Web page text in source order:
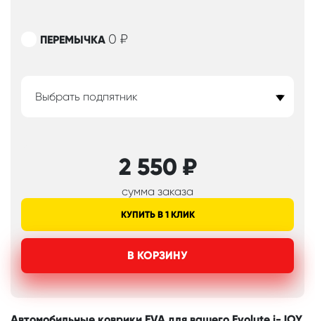
ПЕРЕМЫЧКА 0 ₽
Выбрать подпятник
2 550 ₽
сумма заказа
КУПИТЬ В 1 КЛИК
В КОРЗИНУ